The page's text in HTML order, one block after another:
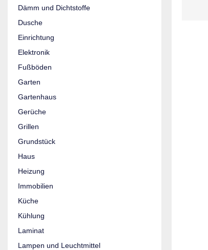
Dämm und Dichtstoffe
Dusche
Einrichtung
Elektronik
Fußböden
Garten
Gartenhaus
Gerüche
Grillen
Grundstück
Haus
Heizung
Immobilien
Küche
Kühlung
Laminat
Lampen und Leuchtmittel